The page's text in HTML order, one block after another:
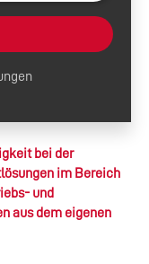
bei der
im Bereich
und
aus dem eigenen